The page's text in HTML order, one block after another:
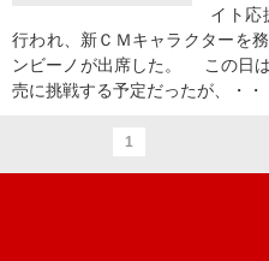
イト応
行われ、新ＣＭキャラクターを
ンビーノが出席した。 この日
売に挑戦する予定だったが、・・
1